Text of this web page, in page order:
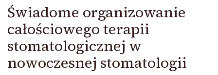
Świadome organizowanie
całościowego terapii
stomatologicznej w
nowoczesnej stomatologii